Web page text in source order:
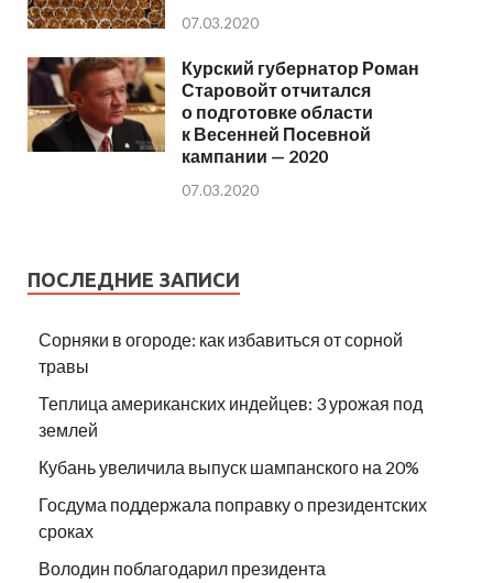
07.03.2020
Курский губернатор Роман
Старовойт отчитался
о подготовке области
к Весенней Посевной
кампании — 2020
07.03.2020
ПОСЛЕДНИЕ ЗАПИСИ
Сорняки в огороде: как избавиться от сорной
травы
Теплица американских индейцев: 3 урожая под
землей
Кубань увеличила выпуск шампанского на 20%
Госдума поддержала поправку о президентских
сроках
Володин поблагодарил президента